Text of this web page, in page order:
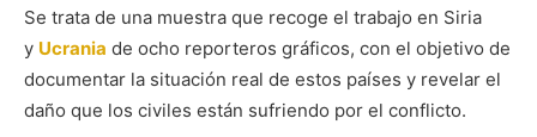
Se trata de una muestra que recoge el trabajo en Siria
y Ucrania de ocho reporteros gráficos, con el objetivo de
documentar la situación real de estos países y revelar el
daño que los civiles están sufriendo por el conflicto.